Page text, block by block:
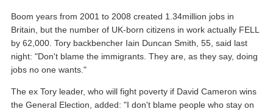
Boom years from 2001 to 2008 created 1.34million jobs in
Britain, but the number of UK-born citizens in work actually FELL
by 62,000. Tory backbencher Iain Duncan Smith, 55, said last
night: "Don't blame the immigrants. They are, as they say, doing
jobs no one wants."
The ex Tory leader, who will fight poverty if David Cameron wins
the General Election, added: "I don't blame people who stay on